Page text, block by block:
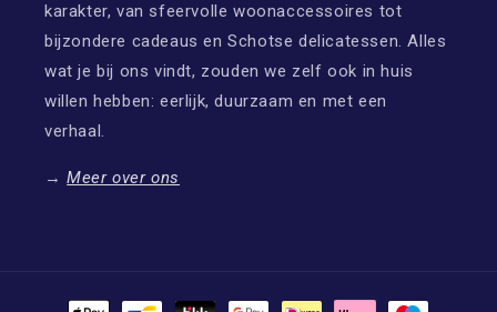
karakter, van sfeervolle woonaccessoires tot
bijzondere cadeaus en Schotse delicatessen. Alles
wat je bij ons vindt, zouden we zelf ook in huis
willen hebben: eerlijk, duurzaam en met een
verhaal.
→Meer over ons
Betaalmethoden